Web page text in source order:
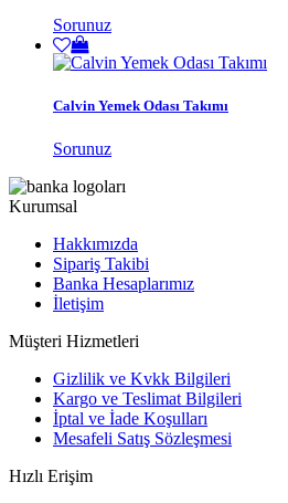
Sorunuz
Calvin Yemek Odası Takımı
Sorunuz
Kurumsal
Hakkımızda
Sipariş Takibi
Banka Hesaplarımız
İletişim
Müşteri Hizmetleri
Gizlilik ve Kvkk Bilgileri
Kargo ve Teslimat Bilgileri
İptal ve İade Koşulları
Mesafeli Satış Sözleşmesi
Hızlı Erişim